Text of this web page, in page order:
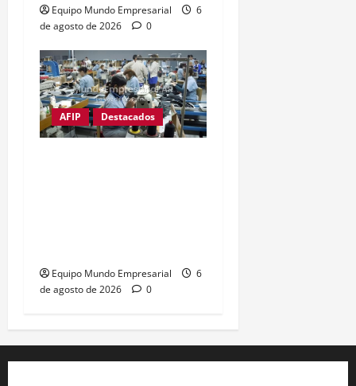
Equipo Mundo Empresarial
6
de agosto de 2026
0
AFIP Destacados
Equipo Mundo Empresarial
6
de agosto de 2026
0